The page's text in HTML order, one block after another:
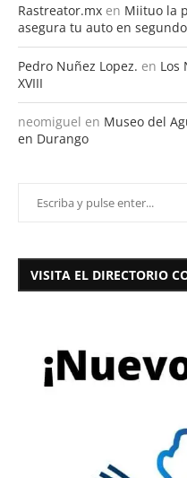
Rastreator.mx en Miituo la
asegura tu auto en
Pedro Nuñez Lopez. en Los
XVIII
neomiguel en Museo del
en Durango
VISITA EL DIRECTORIO